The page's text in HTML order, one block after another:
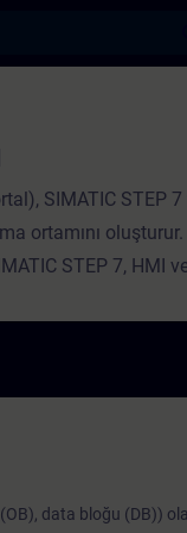
-
SIMATIC STEP 7
ortamını
STEP 7, HMI ve
ve hata
nasıl
dilinin bir
genişleteceksiniz.
data bloğu (DB))